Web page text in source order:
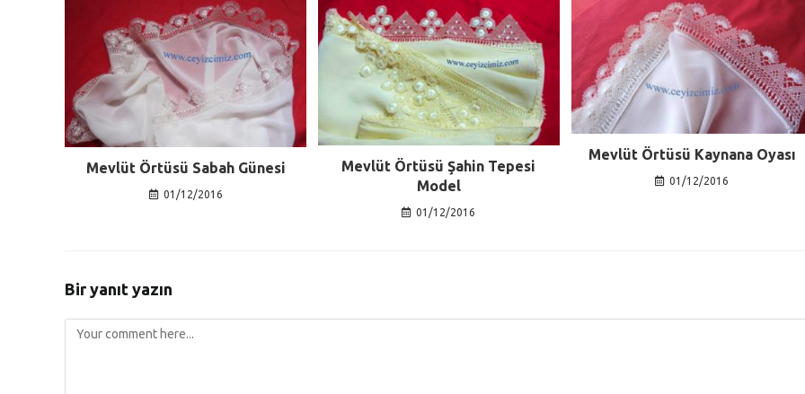
Mevlüt Örtüsü Sabah Günesi
01/12/2016
Mevlüt Örtüsü Şahin Tepesi
Model
01/12/2016
Mevlüt Örtüsü Kaynana Oyası
01/12/2016
Bir yanıt yazın
Comment